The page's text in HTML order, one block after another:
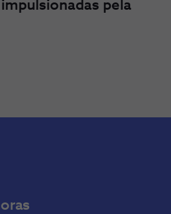
pela